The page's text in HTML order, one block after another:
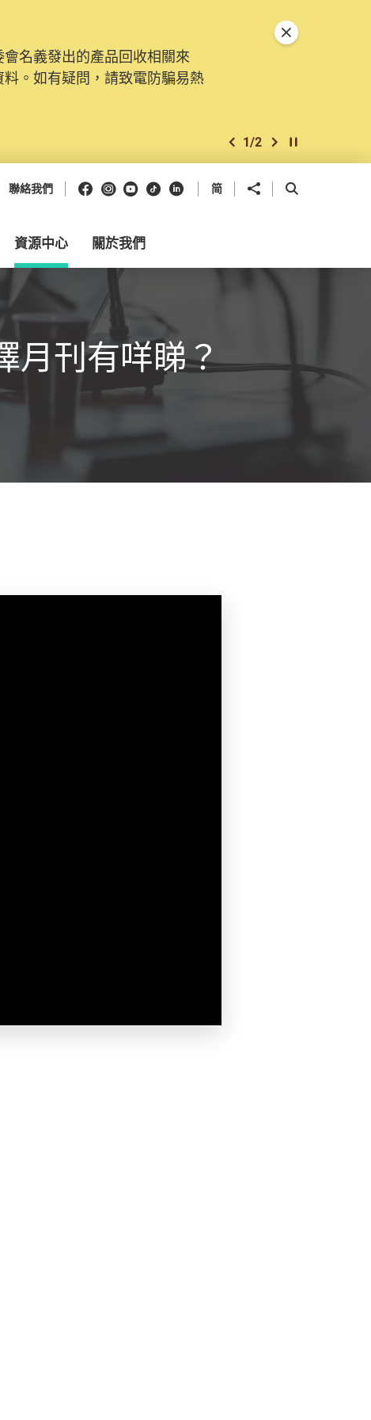
名義發出的產品回收相關來
。如有疑問，請致電防騙易熱
上一個
1/2 下一個開始/暫停幻燈
關閉特別通告
聯絡我們 Facebook
Instagram
Youtube
抖音領英 简 分享到 開啟搜尋框
資源中心 關於我們
月刊有咩睇？